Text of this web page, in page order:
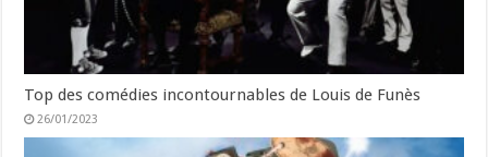
Top des comédies incontournables de Louis de Funès
26/01/2023